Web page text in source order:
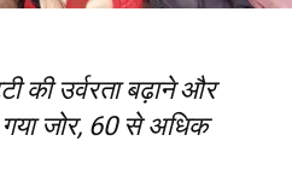
की उर्वरता बढ़ाने और
गया जोर, 60 से अधिक